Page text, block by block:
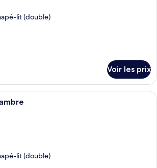
lit (double)
Voir les prix
Un salon moderne avec un canapé
lit (double)